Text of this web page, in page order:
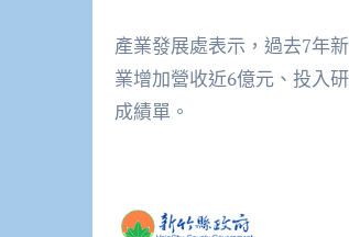
產業發展處表示，過去7年
業增加營收近6億元、投入
成績單。